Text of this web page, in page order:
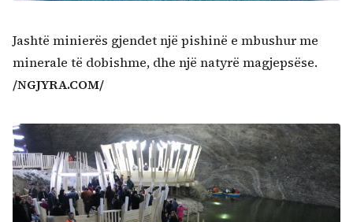
Jashtë minierës gjendet një pishinë e mbushur me
minerale të dobishme, dhe një natyrë magjepsëse.
/NGJYRA.COM/